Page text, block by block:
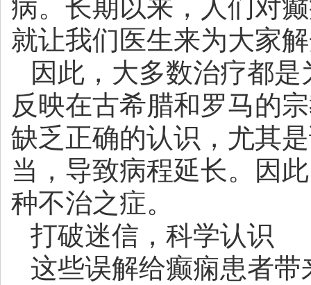
病。长期以来，人们对
就让我们医生来为大家
因此，大多数治疗都
反映在古希腊和罗马的
缺乏正确的认识，尤其
当，导致病程延长。因
种不治之症。
打破迷信，科学认识
这些误解给癫痫患者